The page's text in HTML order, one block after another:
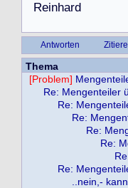
Reinhard
Antworten
Thema
[Problem]
Re: Mengenteiler
Re:
Re:
Re:
Re:
Re:
..nein,-